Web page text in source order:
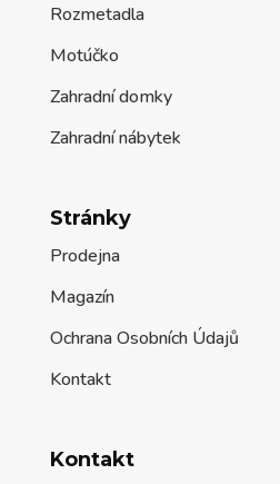
Rozmetadla
Motúčko
Zahradní domky
Zahradní nábytek
Stránky
Prodejna
Magazín
Ochrana Osobních Údajů
Kontakt
Kontakt